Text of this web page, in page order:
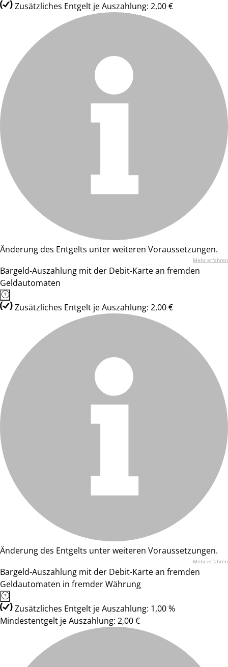
Zusätzliches Entgelt je Auszahlung: 2,00 €
Änderung des Entgelts unter weiteren Voraussetzungen.
Mehr erfahren
Bargeld-Auszahlung mit der Debit-Karte an fremden
Geldautomaten
Zusätzliches Entgelt je Auszahlung: 2,00 €
Änderung des Entgelts unter weiteren Voraussetzungen.
Mehr erfahren
Bargeld-Auszahlung mit der Debit-Karte an fremden
Geldautomaten in fremder Währung
Zusätzliches Entgelt je Auszahlung: 1,00 %
Mindestentgelt je Auszahlung: 2,00 €